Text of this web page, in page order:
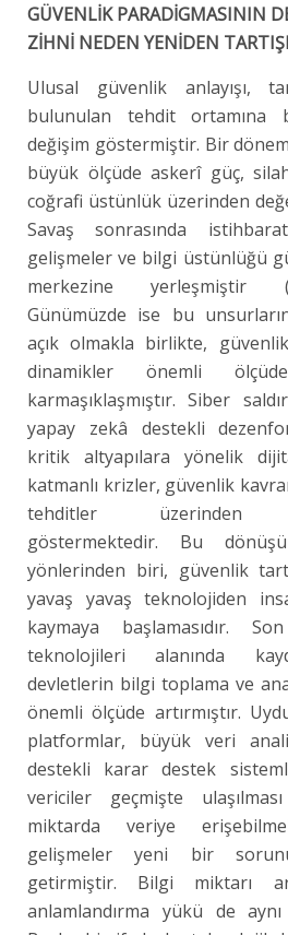
GÜVENLİK PARADİGMASININ
ZİHNİ NEDEN YENİDEN
Ulusal güvenlik anlayışı,
bulunulan tehdit ortamına
değişim göstermiştir. Bir
büyük ölçüde askerî güç,
coğrafi üstünlük üzerinden
Savaş sonrasında
gelişmeler ve bilgi üstünlüğü
merkezine yerleşmiştir
Günümüzde ise bu
açık olmakla birlikte,
dinamikler önemli
karmaşıklaşmıştır. Siber
yapay zekâ destekli
kritik altyapılara yönelik
katmanlı krizler, güvenlik
tehditler üzerinden
göstermektedir. Bu
yönlerinden biri, güvenlik
yavaş yavaş teknolojiden
kaymaya başlamasıdır.
teknolojileri alanında
devletlerin bilgi toplama ve
önemli ölçüde artırmıştır.
platformlar, büyük veri
destekli karar destek
vericiler geçmişte
miktarda veriye
gelişmeler yeni bir
getirmiştir. Bilgi miktarı
anlamlandırma yükü de